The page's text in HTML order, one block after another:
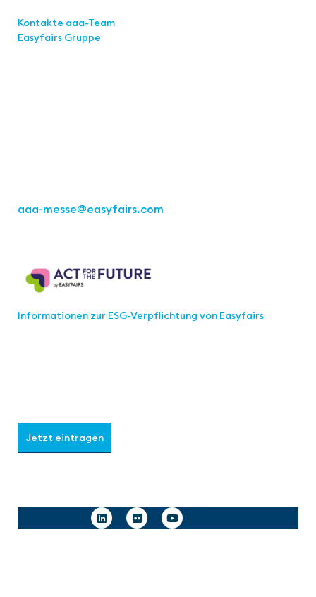
Kontakte aaa-Team
Easyfairs Gruppe
aaa-messe@easyfairs.com
Informationen zur ESG-Verpflichtung von Easyfairs
Jetzt eintragen